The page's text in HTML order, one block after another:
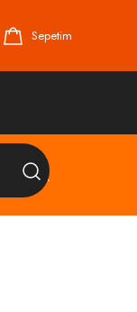
Sepetim
ÜRÜN